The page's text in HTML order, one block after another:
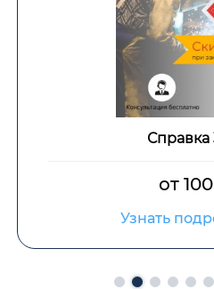
Справка
от
Узнать